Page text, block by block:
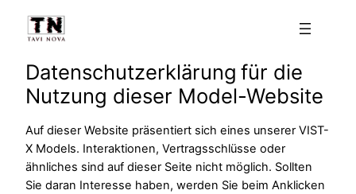
Zum
Inhalt
Datenschutzerklärung für die
Nutzung dieser Model-Website
Auf dieser Website präsentiert sich eines unserer VIST-
X Models. Interaktionen, Vertragsschlüsse oder
ähnliches sind auf dieser Seite nicht möglich. Sollten
Sie daran Interesse haben, werden Sie beim Anklicken